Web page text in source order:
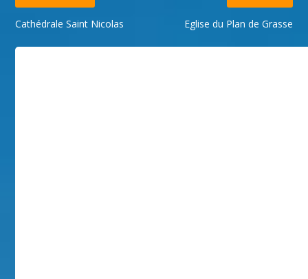
Cathédrale Saint Nicolas Eglise du Plan de Grasse